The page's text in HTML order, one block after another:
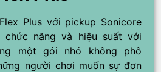
Plus với pickup Sonicore
năng và hiệu suất với
một gói nhỏ không phô
người chơi muốn sự đơn